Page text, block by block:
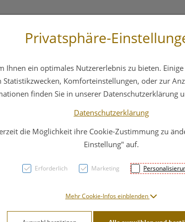
Hautpflege Familie
Privatsphäre-
Ihnen ein optimales Nutzererlebnis zu bieten.
Komforteinstellungen, oder zur
finden Sie in unserer Datenschutzerklärung
Datenschutzerklärung
die Möglichkeit ihre Cookie-Zustimmung zu
Einstellung" auf.
Erforderlich Marketing
Mehr Cookie-Infos einblenden